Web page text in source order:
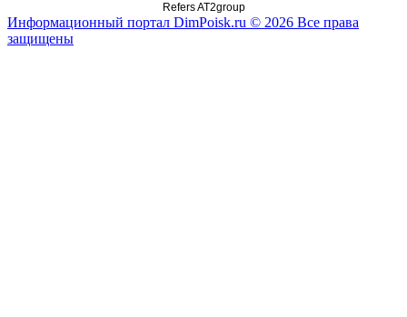
Refers AT2group
Информационный портал DimPoisk.ru © 2026 Все права
защищены